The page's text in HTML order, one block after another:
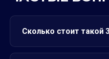
Сколько стоит такой